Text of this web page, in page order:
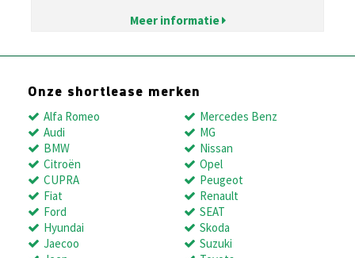
Meer informatie
Onze shortlease merken
Alfa Romeo
Audi
BMW
Citroën
CUPRA
Fiat
Ford
Hyundai
Jaecoo
Mercedes Benz
MG
Nissan
Opel
Peugeot
Renault
SEAT
Skoda
Suzuki